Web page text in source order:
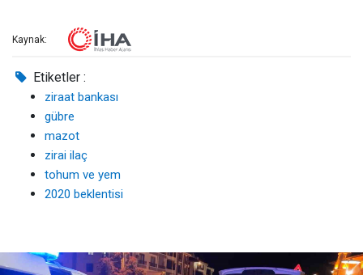
Kaynak:
Etiketler :
ziraat bankası
gübre
mazot
zirai ilaç
tohum ve yem
2020 beklentisi